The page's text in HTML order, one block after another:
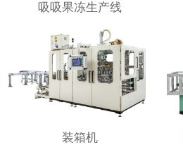
吸吸果冻生产线
装箱机